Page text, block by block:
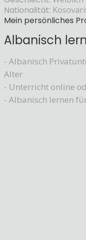
Nationalität:
Mein persönliches
Albanisch
- Albanisch
Alter
- Unterricht online
- Albanisch lernen